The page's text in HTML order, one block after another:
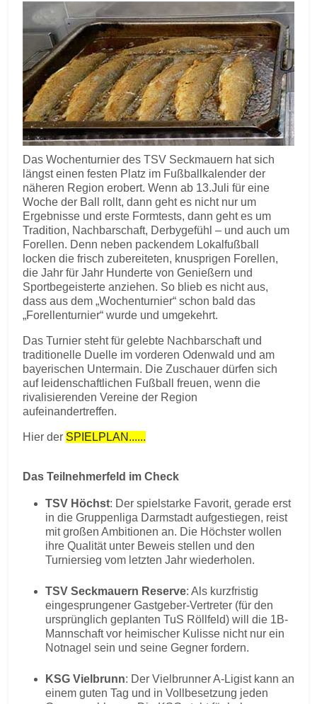
Das Wochenturnier des TSV Seckmauern hat sich
längst einen festen Platz im Fußballkalender der
näheren Region erobert. Wenn ab 13.Juli für eine
Woche der Ball rollt, dann geht es nicht nur um
Ergebnisse und erste Formtests, dann geht es um
Tradition, Nachbarschaft, Derbygefühl – und auch um
Forellen. Denn neben packendem Lokalfußball
locken die frisch zubereiteten, knusprigen Forellen,
die Jahr für Jahr Hunderte von Genießern und
Sportbegeisterte anziehen. So blieb es nicht aus,
dass aus dem „Wochenturnier“ schon bald das
„Forellenturnier“ wurde und umgekehrt.
Das Turnier steht für gelebte Nachbarschaft und
traditionelle Duelle im vorderen Odenwald und am
bayerischen Untermain. Die Zuschauer dürfen sich
auf leidenschaftlichen Fußball freuen, wenn die
rivalisierenden Vereine der Region
aufeinandertreffen.
Hier der SPIELPLAN......
Das Teilnehmerfeld im Check
TSV Höchst: Der spielstarke Favorit, gerade erst
in die Gruppenliga Darmstadt aufgestiegen, reist
mit großen Ambitionen an. Die Höchster wollen
ihre Qualität unter Beweis stellen und den
Turniersieg vom letzten Jahr wiederholen.
TSV Seckmauern Reserve: Als kurzfristig
eingesprungener Gastgeber-Vertreter (für den
ursprünglich geplanten TuS Röllfeld) will die 1B-
Mannschaft vor heimischer Kulisse nicht nur ein
Notnagel sein und seine Gegner fordern.
KSG Vielbrunn: Der Vielbrunner A-Ligist kann an
einem guten Tag und in Vollbesetzung jeden